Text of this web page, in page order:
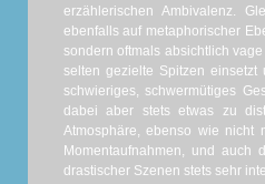
erzählerischen Ambivalenz.
ebenfalls auf metaphorischer
sondern oftmals absichtlich
selten gezielte Spitzen
schwieriges, schwermütiges
dabei aber stets etwas zu
Atmosphäre, ebenso wie nicht
Momentaufnahmen, und auch
drastischer Szenen stets sehr